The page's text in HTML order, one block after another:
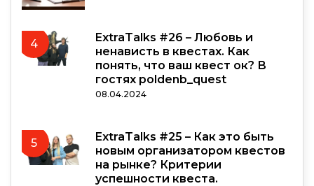
4
ExtraTalks #26 – Любовь и
ненависть в квестах. Как
понять, что ваш квест ок? В
гостях poldenb_quest
08.04.2024
5
ExtraTalks #25 – Как это быть
новым организатором квестов
на рынке? Критерии
успешности квеста.